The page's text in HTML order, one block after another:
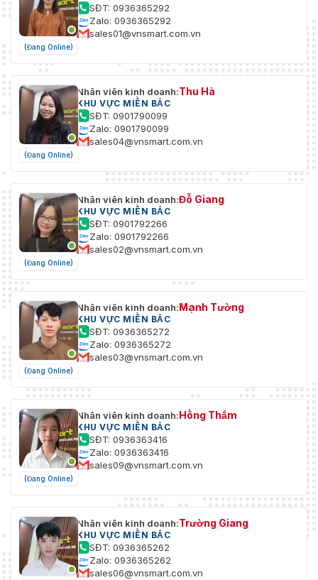
(Đang Online)
SĐT: 0936365292
Zalo: 0936365292
sales01@vnsmart.com.vn
(Đang Online)
Nhân viên kinh doanh:Thu Hà
KHU VỰC MIỀN BẮC
SĐT: 0901790099
Zalo: 0901790099
sales04@vnsmart.com.vn
(Đang Online)
Nhân viên kinh doanh:Đỗ Giang
KHU VỰC MIỀN BẮC
SĐT: 0901792266
Zalo: 0901792266
sales02@vnsmart.com.vn
(Đang Online)
Nhân viên kinh doanh:Mạnh Tường
KHU VỰC MIỀN BẮC
SĐT: 0936365272
Zalo: 0936365272
sales03@vnsmart.com.vn
(Đang Online)
Nhân viên kinh doanh:Hồng Thắm
KHU VỰC MIỀN BẮC
SĐT: 0936363416
Zalo: 0936363416
sales09@vnsmart.com.vn
Nhân viên kinh doanh:Trường Giang
KHU VỰC MIỀN BẮC
SĐT: 0936365262
Zalo: 0936365262
sales06@vnsmart.com.vn